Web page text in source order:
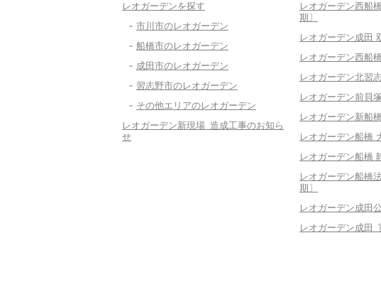
レオガーデンを探す
市川市のレオガーデン
船橋市のレオガーデン
成田市のレオガーデン
習志野市のレオガーデン
その他エリアのレオガーデン
レオガーデン新現場 造成工事のお知ら
せ
レオガーデン西船
期〕
レオガーデン成田
レオガーデン西船
レオガーデン北習
レオガーデン前貝
レオガーデン新船
レオガーデン船橋
レオガーデン船橋
レオガーデン船橋
期〕
レオガーデン成田
レオガーデン成田